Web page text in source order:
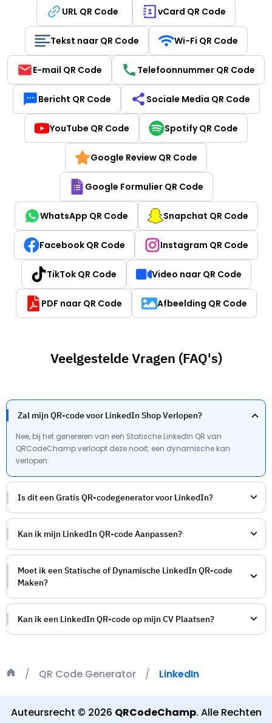
QR Code Generator LinkedIn
URL QR Code vCard QR Code
Tekst naar QR Code Wi-Fi QR Code
E-mail QR Code Telefoonnummer QR Code
Bericht QR Code Sociale Media QR Code
YouTube QR Code Spotify QR Code
Google Review QR Code
Google Formulier QR Code
WhatsApp QR Code Snapchat QR Code
Facebook QR Code Instagram QR Code
TikTok QR Code Video naar QR Code
PDF naar QR Code Afbeelding QR Code
Veelgestelde Vragen (FAQ's)
Zal mijn QR-code voor LinkedIn Shop Verlopen?
Nee, bij het genereren van een Statische LinkedIn QR van
QRCodeChamp verloopt deze nooit; een dynamische kan
verlopen.
Is dit een Gratis QR-codegenerator voor LinkedIn?
Kan ik mijn LinkedIn QR-code Aanpassen?
Moet ik een Statische of Dynamische LinkedIn QR-code
Maken?
Kan ik een LinkedIn QR-code op mijn CV Plaatsen?
Auteursrecht © 2026 QRCodeChamp. Alle Rechten